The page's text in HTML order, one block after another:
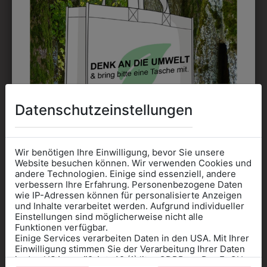
9KHW094116
DUNKELBLAU
€ 69,90
9KHW09B4116
DUNKELBLAU
€ 67,90
Datenschutzeinstellungen
Wir benötigen Ihre Einwilligung, bevor Sie unsere
Website besuchen können. Wir verwenden Cookies und
andere Technologien. Einige sind essenziell, andere
verbessern Ihre Erfahrung. Personenbezogene Daten
wie IP-Adressen können für personalisierte Anzeigen
und Inhalte verarbeitet werden. Aufgrund individueller
Einstellungen sind möglicherweise nicht alle
Funktionen verfügbar.
Einige Services verarbeiten Daten in den USA. Mit Ihrer
Einwilligung stimmen Sie der Verarbeitung Ihrer Daten
in den USA gemäß Art. 49 (1) lit. a GDPR zu. Der EuGH
Informationen wenn Sie
Kleidung
für die SCHULE
benötigen